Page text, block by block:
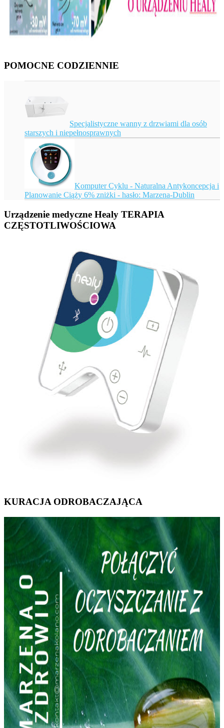
POMOCNE CODZIENNIE
Specjalistyczne wanny z drzwiami dla osób
starszych i niepełnosprawnych
Komputer Cyklu - Naturalna Antykoncepcja i
Planowanie Ciąży 6% zniżki - hasło: Marzena-Dublin
Urządzenie medyczne Healy TERAPIA
CZĘSTOTLIWOŚCIOWA
KURACJA ODROBACZAJĄCA